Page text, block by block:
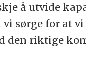
å utvide
sørge for at
den riktige